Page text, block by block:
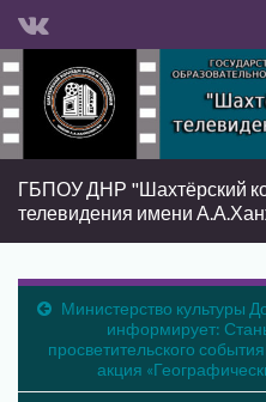
Search for:
ГБПОУ ДНР "Шахтёрский
телевидения имени
Министерство культуры
информирует:
просветительского
акция